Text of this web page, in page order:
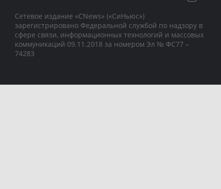
Сетевое издание «CNews» («СиНьюс»)
зарегистрировано Федеральной службой по надзору в
сфере связи, информационных технологий и массовых
коммуникаций 09.11.2018 за номером Эл № ФС77 –
74283